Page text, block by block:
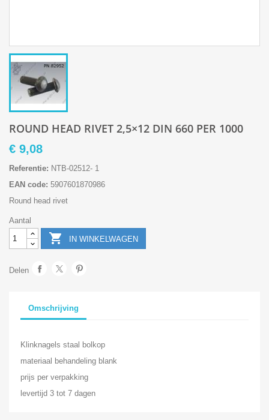
ROUND HEAD RIVET 2,5×12 DIN 660 PER 1000
€ 9,08
Referentie: NTB-02512- 1
EAN code: 5907601870986
Round head rivet
Aantal
 IN WINKELWAGEN
Delen
Omschrijving
Klinknagels staal bolkop
materiaal behandeling blank
prijs per verpakking
levertijd 3 tot 7 dagen